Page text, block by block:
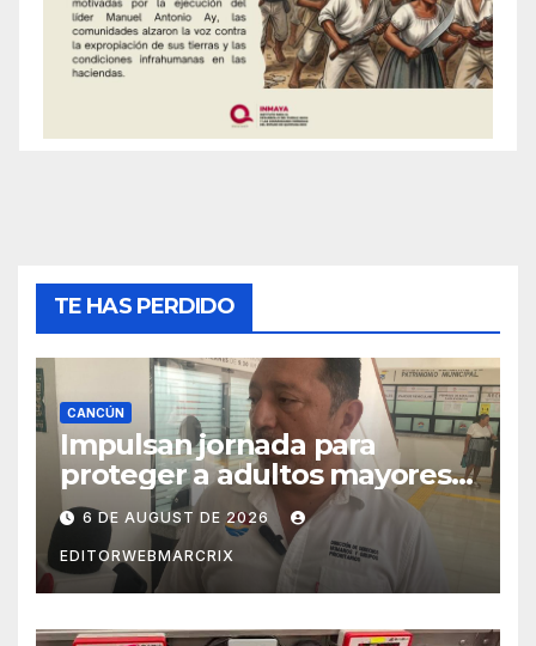
TE HAS PERDIDO
CANCÚN
Impulsan jornada para
proteger a adultos mayores
de fraudes en Cancún
6 DE AUGUST DE 2026
EDITORWEBMARCRIX